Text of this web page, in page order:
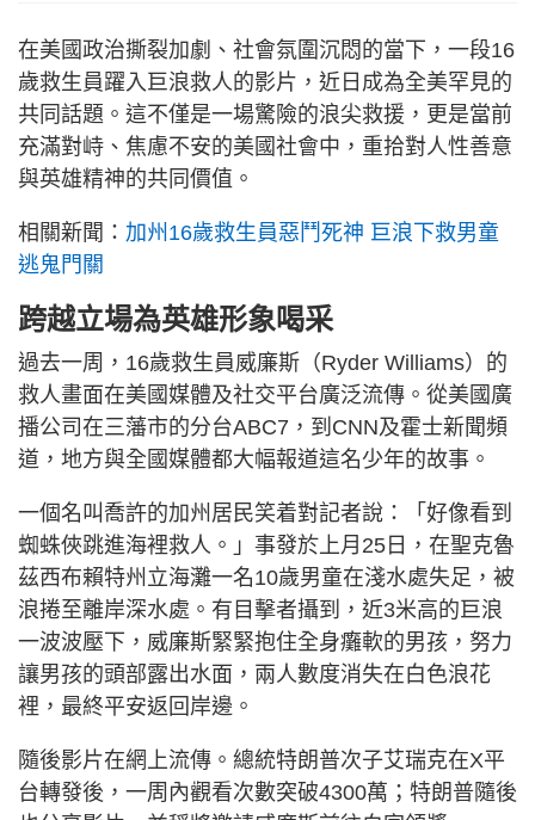
在美國政治撕裂加劇、社會氛圍沉悶的當下，一段16
歲救生員躍入巨浪救人的影片，近日成為全美罕見的
共同話題。這不僅是一場驚險的浪尖救援，更是當前
充滿對峙、焦慮不安的美國社會中，重拾對人性善意
與英雄精神的共同價值。
相關新聞： 加州16歲救生員惡鬥死神 巨浪下救男童
逃鬼門關
跨越立場為英雄形象喝采
過去一周，16歲救生員威廉斯（Ryder Williams）的
救人畫面在美國媒體及社交平台廣泛流傳。從美國廣
播公司在三藩市的分台ABC7，到CNN及霍士新聞頻
道，地方與全國媒體都大幅報道這名少年的故事。
一個名叫喬許的加州居民笑着對記者說：「好像看到
蜘蛛俠跳進海裡救人。」事發於上月25日，在聖克魯
茲西布賴特州立海灘一名10歲男童在淺水處失足，被
浪捲至離岸深水處。有目擊者攝到，近3米高的巨浪
一波波壓下，威廉斯緊緊抱住全身癱軟的男孩，努力
讓男孩的頭部露出水面，兩人數度消失在白色浪花
裡，最終平安返回岸邊。
隨後影片在網上流傳。總統特朗普次子艾瑞克在X平
台轉發後，一周內觀看次數突破4300萬；特朗普隨後